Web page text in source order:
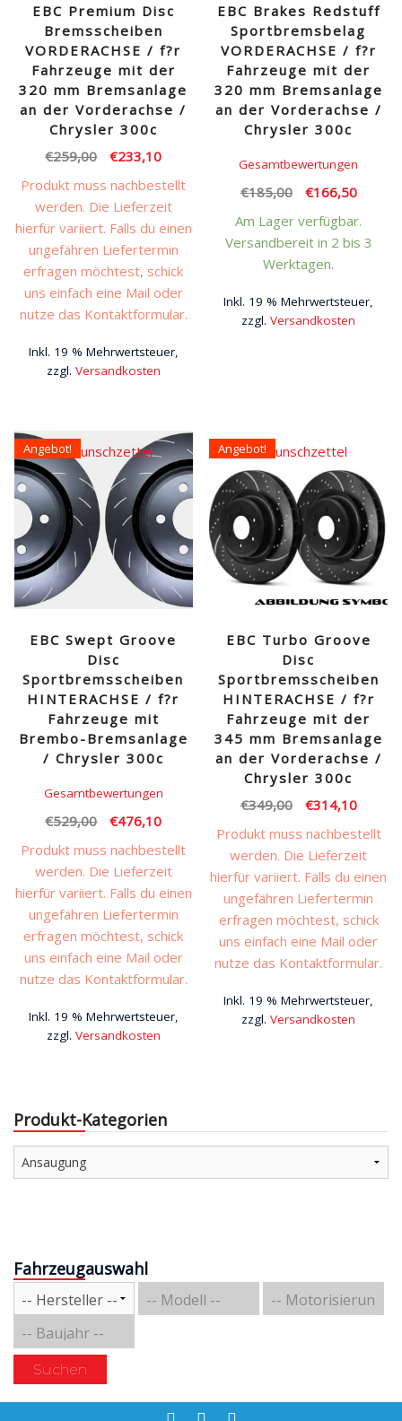
EBC Premium Disc
Bremsscheiben
VORDERACHSE / f?r
Fahrzeuge mit der
320 mm Bremsanlage
an der Vorderachse /
Chrysler 300c
€259,00
Ursprünglicher
Preis
war:
€259,00
€233,10Aktueller
Preis
ist:
€233,10.
Produkt muss nachbestellt
werden. Die Lieferzeit
hierfür variiert. Falls du einen
ungefähren Liefertermin
erfragen möchtest, schick
uns einfach eine Mail oder
nutze das Kontaktformular.
Inkl. 19 % Mehrwertsteuer,
zzgl. Versandkosten
EBC Brakes Redstuff
Sportbremsbelag
VORDERACHSE / f?r
Fahrzeuge mit der
320 mm Bremsanlage
an der Vorderachse /
Chrysler 300c
Gesamtbewertungen
€185,00
Ursprünglicher
Preis
war:
€166,50
ist:
Am Lager verfügbar.
Versandbereit in 2 bis 3
Werktagen.
Inkl. 19 % Mehrwertsteuer,
zzgl.Versandkosten
Angebot!
EBC Swept Groove
Disc
Sportbremsscheiben
HINTERACHSE / f?r
Fahrzeuge mit
Brembo-Bremsanlage
/ Chrysler 300c
Gesamtbewertungen
€529,00
Ursprünglicher
Preis
war:
€529,00
€476,10Aktueller
Preis
ist:
€476,10.
Produkt muss nachbestellt
werden. Die Lieferzeit
hierfür variiert. Falls du einen
ungefähren Liefertermin
erfragen möchtest, schick
uns einfach eine Mail oder
nutze das Kontaktformular.
Inkl. 19 % Mehrwertsteuer,
zzgl. Versandkosten
Auf den Wunschzettel Angebot!
EBC Turbo Groove
Disc
Sportbremsscheiben
HINTERACHSE / f?r
Fahrzeuge mit der
345 mm Bremsanlage
an der Vorderachse /
Chrysler 300c
€349,00
Ursprünglicher
Preis
war:
€349,00
€314,10
Preis
ist:
Produkt muss nachbestellt
werden. Die Lieferzeit
hierfür variiert. Falls du einen
ungefähren Liefertermin
erfragen möchtest, schick
uns einfach eine Mail oder
nutze das Kontaktformular.
Inkl. 19 % Mehrwertsteuer,
zzgl.Versandkosten
Auf den Wunschzettel
Produkt-Kategorien
Fahrzeugauswahl
Suchen